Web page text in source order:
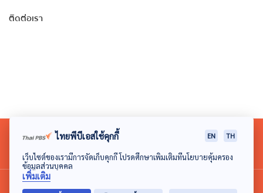
ติดต่อเรา
© 2018 องค์การกระจายเสียงและแพร่ภาพสาธารณะแห่ง
ไทยพีบีเอสใช้คุกกี้ EN TH
เว็บไซต์ของเรามีการจัดเก็บคุกกี้ โปรดศึกษาเพิ่มเติมที่นโยบายคุ้มครอง
ข้อมูลส่วนบุคคล
เพิ่มเติม